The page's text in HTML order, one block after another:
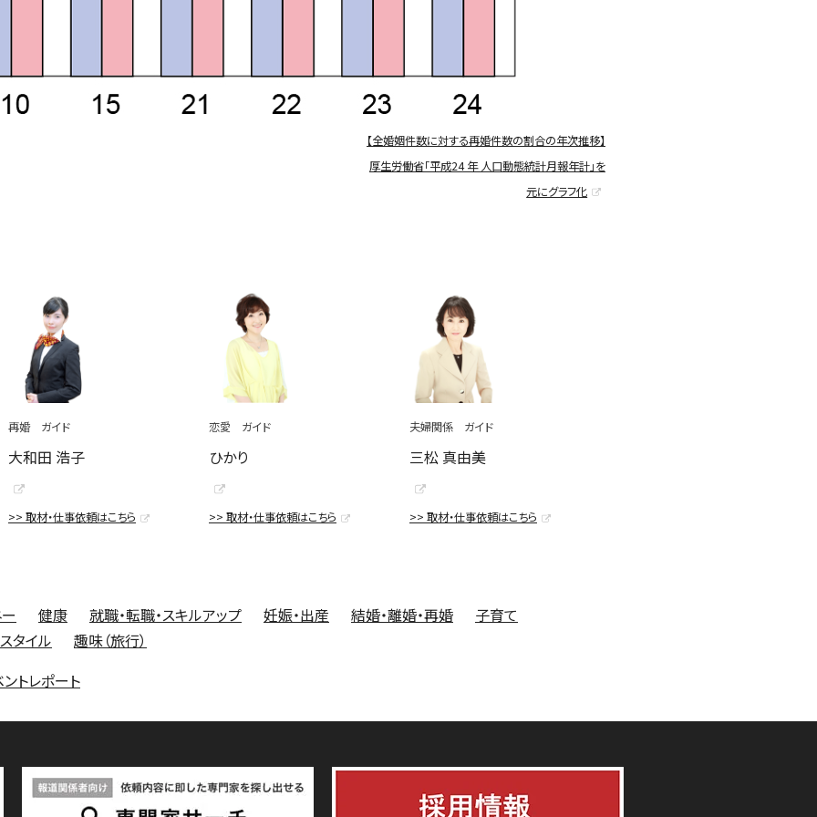
【全婚姻件数に対する再婚件数の割合の年次推移】
厚生労働省「平成24 年 人口動態統計月報年計」を
元にグラフ化
再婚 ガイド
大和田 浩子
>> 取材・仕事依頼はこちら
恋愛 ガイド
ひかり
>> 取材・仕事依頼はこちら
夫婦関係 ガイド
三松 真由美
>> 取材・仕事依頼はこちら
健康 就職・転職・スキルアップ 妊娠・出産 結婚・離婚・再婚
子育て
タイル
趣味（旅行）
トレポート